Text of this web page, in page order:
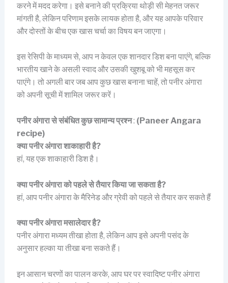
करने में मदद करेगा। इसे बनाने की प्रक्रिया थोड़ी सी मेहनत जरूर
मांगती है, लेकिन परिणाम इसके लायक होता है, और यह आपके परिवार
और दोस्तों के बीच एक खास चर्चा का विषय बन जाएगा।
इस रेसिपी के माध्यम से, आप न केवल एक शानदार डिश बना पाएंगे, बल्कि
भारतीय खाने के असली स्वाद और उसकी खुशबू को भी महसूस कर
पाएंगे। तो अगली बार जब आप कुछ खास बनाना चाहें, तो पनीर अंगारा
को अपनी सूची में शामिल जरूर करें।
पनीर अंगारा से संबंधित कुछ सामान्य प्रश्न: (Paneer Angara
recipe)
क्या पनीर अंगारा शाकाहारी है?
हां, यह एक शाकाहारी डिश है।
क्या पनीर अंगारा को पहले से तैयार किया जा सकता है?
हां, आप पनीर अंगारा के मैरिनेड और ग्रेवी को पहले से तैयार कर सकते हैं
क्या पनीर अंगारा मसालेदार है?
पनीर अंगारा मध्यम तीखा होता है, लेकिन आप इसे अपनी पसंद के
अनुसार हल्का या तीखा बना सकते हैं।
इन आसान चरणों का पालन करके, आप घर पर स्वादिष्ट पनीर अंगारा